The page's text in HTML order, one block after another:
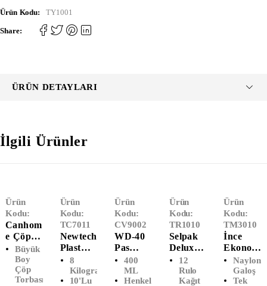
Ürün Kodu: TY1001
Share:
ÜRÜN DETAYLARI
İlgili Ürünler
Ürün
Kodu:
Canhom
E Çöp
Poşeti
Büyük
Boy
(65x80
Büyük
Boy
Çöp
Torbası
Ürün
Kodu:
TC7011
Newtech
Plast
Ağır
Sanayi
Çöp
8
Kilogram
10'Lu
Ürün
Kodu:
CV9002
WD-40
Pas
Sökücü
Sprey
(400
400
ML
Henkel
Ürün
Kodu:
TR1010
Selpak
Deluxe
Bambu
Katkılı
Kağıt
12
Rulo
Kağıt
Ürün
Kodu:
TM3010
İnce
Ekonom
Ik Galoş
(1000'Li
)
Naylon
Galoş
Tek